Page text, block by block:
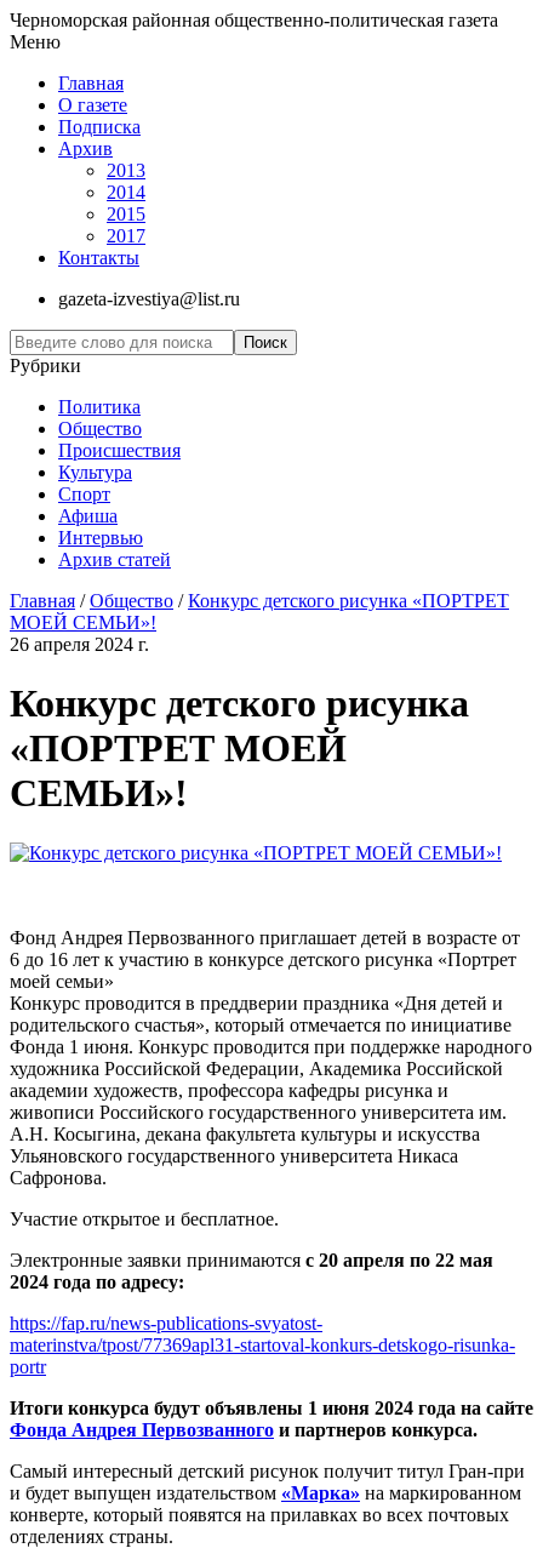
Черноморская районная общественно-политическая газета
Меню
Главная
О газете
Подписка
Архив
2013
2014
2015
2017
Контакты
gazeta-izvestiya@list.ru
Рубрики
Политика
Общество
Проиcшествия
Культура
Спорт
Афиша
Интервью
Архив статей
Главная /Общество /Конкурс детского рисунка «ПОРТРЕТ
МОЕЙ СЕМЬИ»!
26 апреля 2024 г.
Конкурс детского рисунка
«ПОРТРЕТ МОЕЙ
СЕМЬИ»!
Фонд Андрея Первозванного приглашает детей в возрасте от
6 до 16 лет к участию в конкурсе детского рисунка «Портрет
моей семьи»
Конкурс проводится в преддверии праздника «Дня детей и
родительского счастья», который отмечается по инициативе
Фонда 1 июня. Конкурс проводится при поддержке народного
художника Российской Федерации, Академика Российской
академии художеств, профессора кафедры рисунка и
живописи Российского государственного университета им.
А.Н. Косыгина, декана факультета культуры и искусства
Ульяновского государственного университета Никаса
Сафронова.
Участие открытое и бесплатное.
Электронные заявки принимаются с 20 апреля по 22 мая
2024 года по адресу:
https://fap.ru/news-publications-svyatost-
materinstva/tpost/77369apl31-startoval-konkurs-detskogo-risunka-
portr
Итоги конкурса будут объявлены 1 июня 2024 года на сайте
Фонда Андрея Первозванного и партнеров конкурса.
Самый интересный детский рисунок получит титул Гран-при
и будет выпущен издательством «Марка» на маркированном
конверте, который появятся на прилавках во всех почтовых
отделениях страны.